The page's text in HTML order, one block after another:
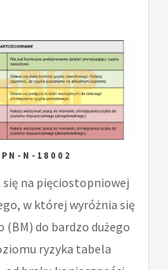
PN-N-18002
na pięciostopniowej
w której wyróżnia się
(BM) do bardzo dużego
ryzyka tabela